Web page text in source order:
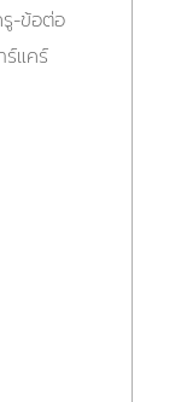
-ข้อต่อ
ร์แคร์